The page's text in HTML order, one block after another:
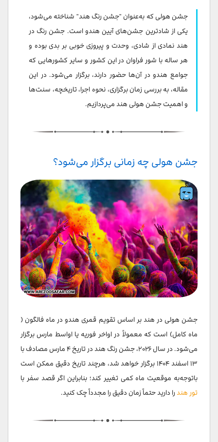
داستان پشت هولی چیست؟
تاریخچه هولی
جشن هولی در هند چگونه برگزار می‌شود؟
جشن هولی در کجا برگزار می‌شود؟
رنگ‌های اصلی جشن رنگ در هند؛ رقص رنگ‌ها در خیابان‌های
چه غذایی درجشن هولی خورده می‌شود؟
سخن پایانی
سؤالات متداول
جشن هولی که به‌عنوان "جشن رنگ هند" شناخته می‌شود،
یکی از شادترین جشن‌های آیین هندو است. جشن رنگ در
هند نمادی از شادی، وحدت و پیروزی خوبی بر بدی بوده و
هر ساله با شور فراوان در این کشور و سایر کشورهایی که
جوامع هندو در آن‌ها حضور دارند، برگزار می‌شود. در این
مقاله، به بررسی زمان برگزاری، نحوه اجرا، تاریخچه، سنت‌ها
و اهمیت جشن هولی هند می‌پردازیم.
جشن هولی چه زمانی برگزار می‌شود؟
جشن هولی در هند بر اساس تقویم قمری هندو در ماه فالگون (
ماه کامل) است که معمولاً در اواخر فوریه یا اواسط مارس برگزار
می‌شود. در سال ۲۰۲۶، جشن رنگ هند در تاریخ ۴ مارس مصادف با
۱۳ اسفند ۱۴۰۴ برگزار خواهد شد، هرچند تاریخ دقیق ممکن است
باتوجه‌به موقعیت ماه کمی تغییر کند؛ بنابراین اگر قصد سفر با
تور هندرا دارید حتماً زمان دقیق را مجدداً چک کنید.